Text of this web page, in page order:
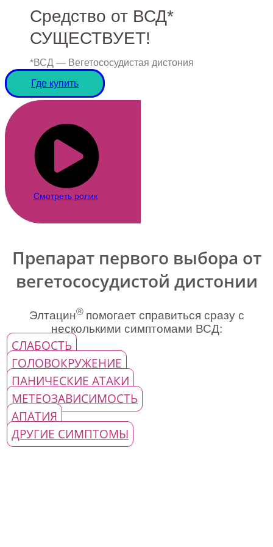
Средство от ВСД*
СУЩЕСТВУЕТ!
*ВСД — Вегетососудистая дистония
Где купить
Смотреть ролик
Препарат первого выбора от
вегетососудистой дистонии
Элтацин® помогает справиться сразу с
несколькими симптомами ВСД:
СЛАБОСТЬ
ГОЛОВОКРУЖЕНИЕ
ПАНИЧЕСКИЕ АТАКИ
МЕТЕОЗАВИСИМОСТЬ
АПАТИЯ
ДРУГИЕ СИМПТОМЫ